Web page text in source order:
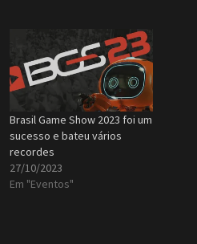
Brasil Game Show 2023 foi um
sucesso e bateu vários
recordes
27/10/2023
Em "Eventos"